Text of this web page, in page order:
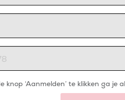
knop ‘Aanmelden’ te klikken ga je